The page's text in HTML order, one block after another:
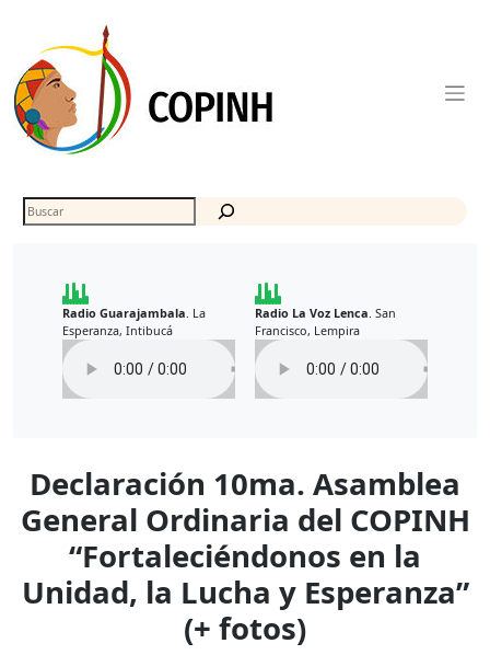
content
Buscar
Radio Guarajambala. La
Esperanza, Intibucá
Radio La Voz Lenca. San
Francisco, Lempira
Declaración 10ma. Asamblea
General Ordinaria del COPINH
“Fortaleciéndonos en la
Unidad, la Lucha y Esperanza”
(+ fotos)